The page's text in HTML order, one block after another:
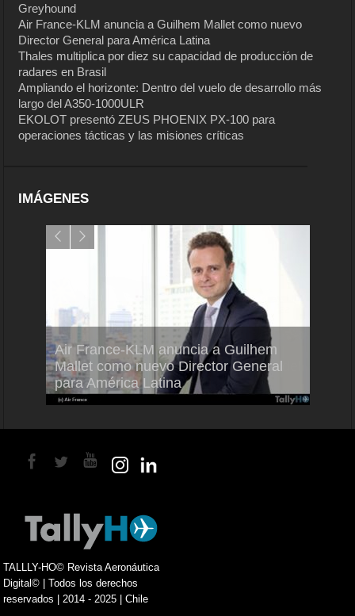
Greyhound
Air France-KLM anuncia a Guilhem Mallet como nuevo
Director General para América Latina
Thales multiplica por diez su capacidad de producción de
radares en Brasil
Ampliando el horizonte: Dentro del vuelo de desarrollo más
largo del A350-1000ULR
EKOLOT presentó ZEUS PHOENIX PX-100 para
operaciones tácticas y las misiones críticas
IMÁGENES
Air France-KLM anuncia a Guilhem
Mallet como nuevo Director General
para América Latina
TALLLY-HO© Revista Aeronáutica
Digital© | Todos los derechos
reservados | 2014 - 2025 | Chile